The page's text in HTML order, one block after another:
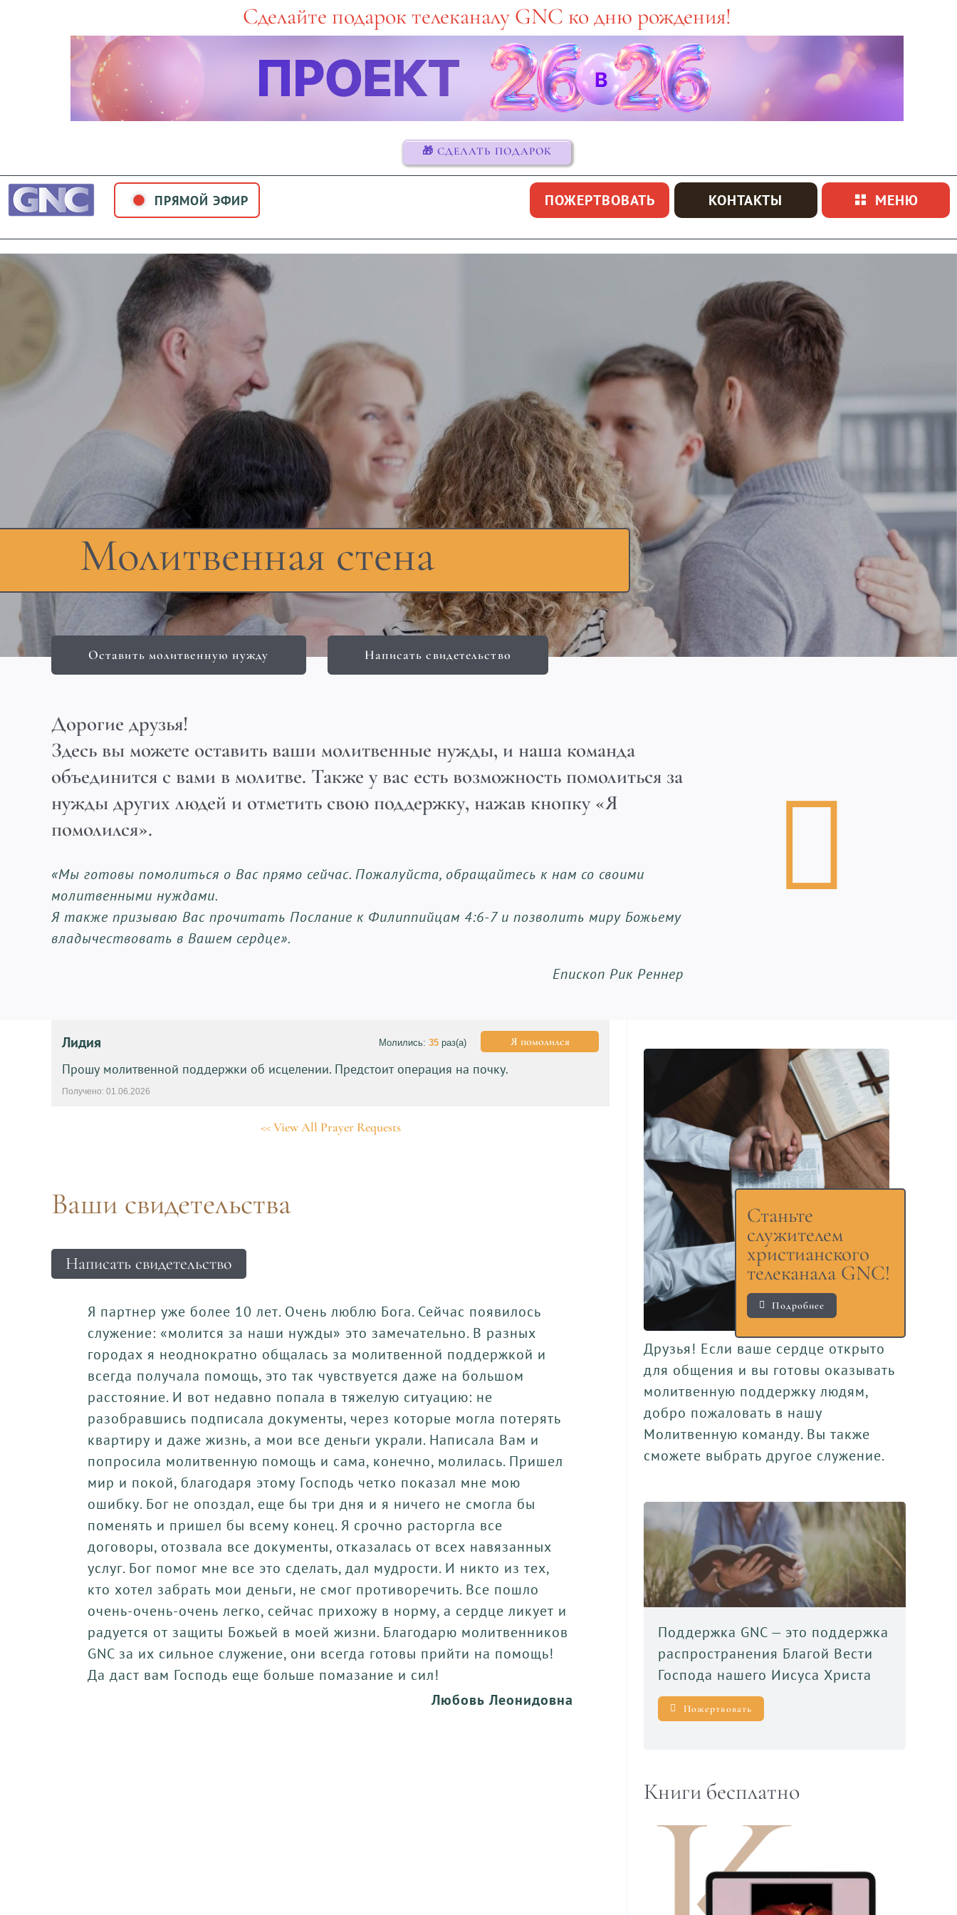
Сделайте подарок телеканалу GNC ко дню рождения!
🎁 СДЕЛАТЬ ПОДАРОК
ПРЯМОЙ ЭФИР ПОЖЕРТВОВАТЬ КОНТАКТЫ МЕНЮ
Молитвенная стена
Оставить молитвенную нужду Написать свидетельство
Дорогие друзья!
Здесь вы можете оставить ваши молитвенные нужды, и наша команда
объединится с вами в молитве. Также у вас есть возможность помолиться за
нужды других людей и отметить свою поддержку, нажав кнопку «Я
помолился».
«Мы готовы помолиться о Вас прямо сейчас. Пожалуйста, обращайтесь к нам со своими
молитвенными нуждами.
Я также призываю Вас прочитать Послание к Филиппийцам 4:6-7 и позволить миру Божьему
владычествовать в Вашем сердце».
Епископ Рик Реннер
Я помолился
Молились:35 раз(а)
Лидия
Прошу молитвенной поддержки об исцелении. Предстоит операция на почку.
Получено: 01.06.2026
<< View All Prayer Requests
Ваши свидетельства
Написать свидетельство
Я партнер уже более 10 лет. Очень люблю Бога. Сейчас появилось
служение: «молится за наши нужды» это замечательно. В разных
городах я неоднократно общалась за молитвенной поддержкой и
всегда получала помощь, это так чувствуется даже на большом
расстояние. И вот недавно попала в тяжелую ситуацию: не
разобравшись подписала документы, через которые могла потерять
квартиру и даже жизнь, а мои все деньги украли. Написала Вам и
попросила молитвенную помощь и сама, конечно, молилась. Пришел
мир и покой, благодаря этому Господь четко показал мне мою
ошибку. Бог не опоздал, еще бы три дня и я ничего не смогла бы
поменять и пришел бы всему конец. Я срочно расторгла все
договоры, отозвала все документы, отказалась от всех навязанных
услуг. Бог помог мне все это сделать, дал мудрости. И никто из тех,
кто хотел забрать мои деньги, не смог противоречить. Все пошло
очень-очень-очень легко, сейчас прихожу в норму, а сердце ликует и
радуется от защиты Божьей в моей жизни. Благодарю молитвенников
GNC за их сильное служение, они всегда готовы прийти на помощь!
Да даст вам Господь еще больше помазание и сил!
Любовь Леонидовна
Станьте
служителем
христианского
телеканала GNC!
Подробнее
Друзья! Если ваше сердце открыто
для общения и вы готовы оказывать
молитвенную поддержку людям,
добро пожаловать в нашу
Молитвенную команду. Вы также
сможете выбрать другое служение.
Поддержка GNC — это поддержка
распространения Благой Вести
Господа нашего Иисуса Христа
Пожертвовать
Книги бесплатно